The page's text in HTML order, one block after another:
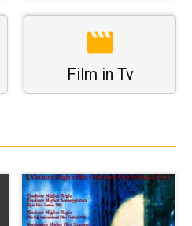
Film in Tv